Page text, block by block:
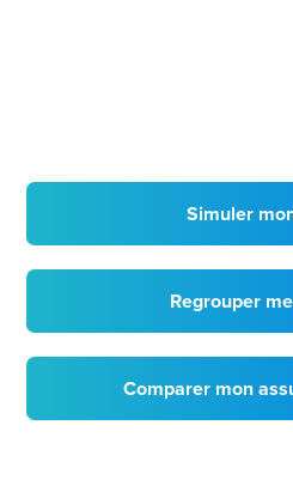
Simuler
Regrouper
Comparer mon